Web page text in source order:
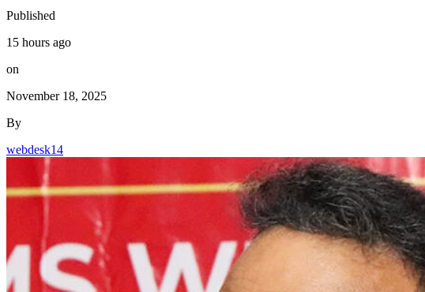
Published
15 hours ago
on
November 18, 2025
By
webdesk14